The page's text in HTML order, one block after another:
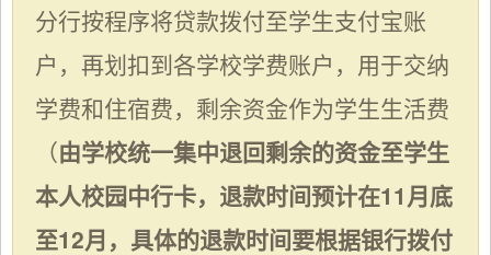
分行按程序将贷款拨付至学生支付宝账
户，再划扣到各学校学费账户，用于交纳
学费和住宿费，剩余资金作为学生生活费
（由学校统一集中退回剩余的资金至学生
本人校园中行卡，退款时间预计在11月底
至12月，具体的退款时间要根据银行拨付